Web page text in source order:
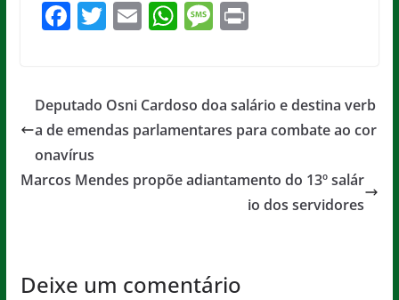
F
e
b
o
o
T
er
E
l
W
s
A
p
M
a
g
Pr
Deputado Osni Cardoso doa salário e destina verb
a de emendas parlamentares para combate ao cor
onavírus
Marcos Mendes propõe adiantamento do 13º salár
io dos servidores
Deixe um comentário